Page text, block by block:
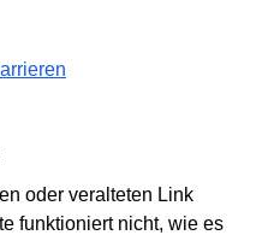
oder veralteten Link
funktioniert nicht, wie es